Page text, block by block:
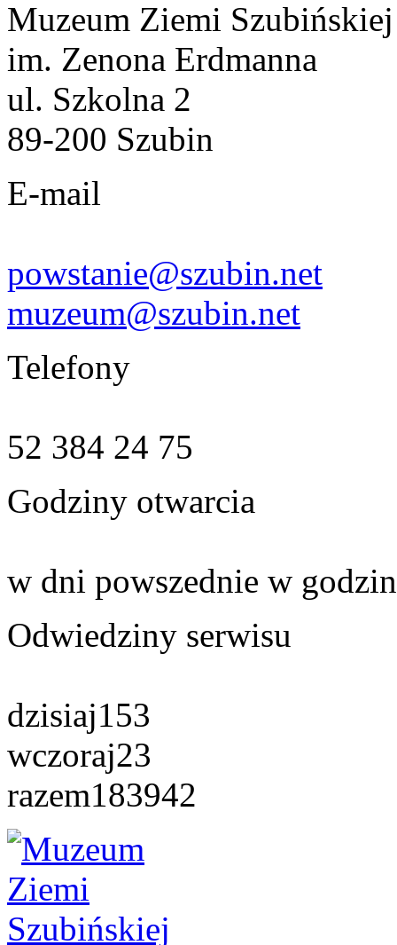
Muzeum Ziemi Szubińskiej
im. Zenona Erdmanna
ul. Szkolna 2
89-200 Szubin
E-mail
powstanie@szubin.net
muzeum@szubin.net
Telefony
52 384 24 75
Godziny otwarcia
w dni powszednie w
Odwiedziny serwisu
dzisiaj153
wczoraj23
razem183942